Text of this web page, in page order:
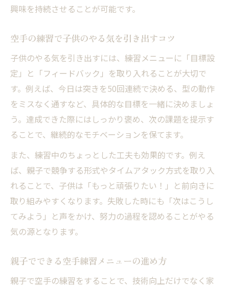
興味を持続させることが可能です。
空手の練習で子供のやる気を引き出すコツ
子供のやる気を引き出すには、練習メニューに「目標設
定」と「フィードバック」を取り入れることが大切で
す。例えば、今日は突きを50回連続で決める、型の動作
をミスなく通すなど、具体的な目標を一緒に決めましょ
う。達成できた際にはしっかり褒め、次の課題を提示す
ることで、継続的なモチベーションを保てます。
また、練習中のちょっとした工夫も効果的です。例え
ば、親子で競争する形式やタイムアタック方式を取り入
れることで、子供は「もっと頑張りたい！」と前向きに
取り組みやすくなります。失敗した時にも「次はこうし
てみよう」と声をかけ、努力の過程を認めることがやる
気の源となります。
親子でできる空手練習メニューの進め方
親子で空手の練習をすることで、技術向上だけでなく家